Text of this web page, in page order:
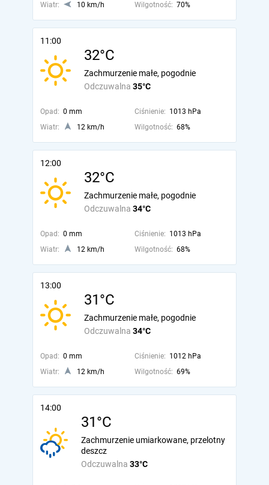
Wiatr:
10 km/h Wilgotność: 70%
11:00
32°C
Odczuwalna 35°C
Zachmurzenie małe, pogodnie
Opad: 0 mm Ciśnienie: 1013 hPa
Wiatr:
12 km/h Wilgotność: 68%
12:00
32°C
Odczuwalna 34°C
Zachmurzenie małe, pogodnie
Opad: 0 mm Ciśnienie: 1013 hPa
Wiatr:
12 km/h Wilgotność: 68%
13:00
31°C
Odczuwalna 34°C
Zachmurzenie małe, pogodnie
Opad: 0 mm Ciśnienie: 1012 hPa
Wiatr:
12 km/h Wilgotność: 69%
14:00
31°C
Odczuwalna 33°C
Zachmurzenie umiarkowane, przelotny
deszcz